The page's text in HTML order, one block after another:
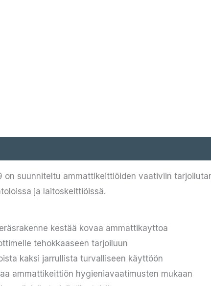
on suunniteltu ammattikeittiöiden vaativiin
ja laitoskeittiöissä.
kestää kovaa ammattikayttoa
tehokkaaseen tarjoiluun
kaksi jarrullista turvalliseen käyttöön
ammattikeittiön hygieniavaatimusten mukaan